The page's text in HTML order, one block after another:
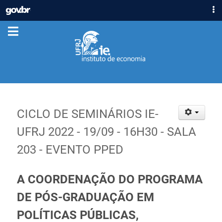
GOVBR
ACESSO À INFORMAÇÃO
Ministério da Justiça e Segurança Pública
Ministério da Defesa
Ministério das Relações Exteriores
Ministério da Economia
Ministério da Agricultura, Pecuária e Abastecimento
Ministério da Educação
Ministério da Cidadania
Ministério da Saúde
CICLO DE SEMINÁRIOS IE-
UFRJ 2022 - 19/09 - 16H30 - SALA
203 - EVENTO PPED
A COORDENAÇÃO DO PROGRAMA
DE PÓS-GRADUAÇÃO EM
POLÍTICAS PÚBLICAS,